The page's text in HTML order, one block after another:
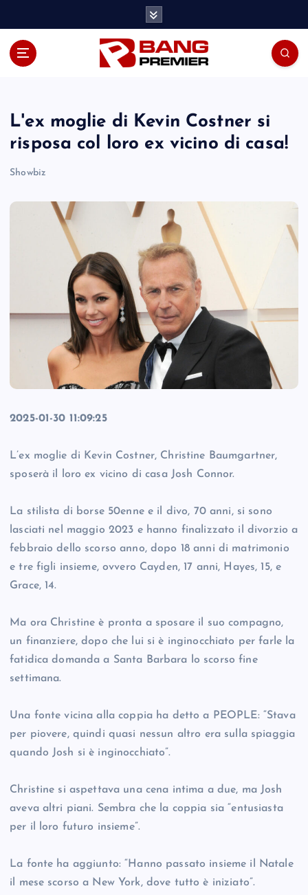
L'ex moglie di Kevin Costner si
risposa col loro ex vicino di casa!
Showbiz
2025-01-30 11:09:25
L’ex moglie di Kevin Costner, Christine Baumgartner,
sposerà il loro ex vicino di casa Josh Connor.
La stilista di borse 50enne e il divo, 70 anni, si sono
lasciati nel maggio 2023 e hanno finalizzato il divorzio a
febbraio dello scorso anno, dopo 18 anni di matrimonio
e tre figli insieme, ovvero Cayden, 17 anni, Hayes, 15, e
Grace, 14.
Ma ora Christine è pronta a sposare il suo compagno,
un finanziere, dopo che lui si è inginocchiato per farle la
fatidica domanda a Santa Barbara lo scorso fine
settimana.
Una fonte vicina alla coppia ha detto a PEOPLE: “Stava
per piovere, quindi quasi nessun altro era sulla spiaggia
quando Josh si è inginocchiato”.
Christine si aspettava una cena intima a due, ma Josh
aveva altri piani. Sembra che la coppia sia “entusiasta
per il loro futuro insieme”.
La fonte ha aggiunto: “Hanno passato insieme il Natale
il mese scorso a New York, dove tutto è iniziato”.